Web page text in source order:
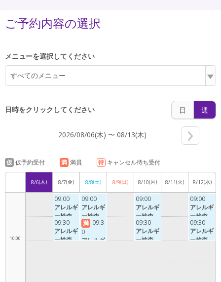
ご予約内容の選択
メニューを選択してください
すべてのメニュー
日時をクリックしてください 日 週
2026/08/06(木) 〜 08/13(木)
仮 仮予約受付 満 満員 待 キャンセル待ち受付
8/6(木) 8/7(金) 8/8(土) 8/9(日) 8/10(月) 8/11(火) 8/12(水)
9:00
10:00
09:00
アレルギ
ー検査
09:30
アレルギ
ー検査
09:00
アレルギ
ー検査
満 09:3
0
アレルギ
09:00
アレルギ
ー検査
09:30
アレルギ
ー検査
09:00
アレルギ
ー検査
09:30
アレルギ
ー検査